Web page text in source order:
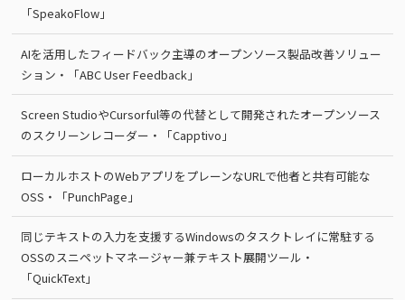
「SpeakoFlow」
AIを活用したフィードバック主導のオープンソース製品改善ソリュー
ション・「ABC User Feedback」
Screen StudioやCursorful等の代替として開発されたオープンソース
のスクリーンレコーダー・「Capptivo」
ローカルホストのWebアプリをプレーンなURLで他者と共有可能な
OSS・「PunchPage」
同じテキストの入力を支援するWindowsのタスクトレイに常駐する
OSSのスニペットマネージャー兼テキスト展開ツール・
「QuickText」